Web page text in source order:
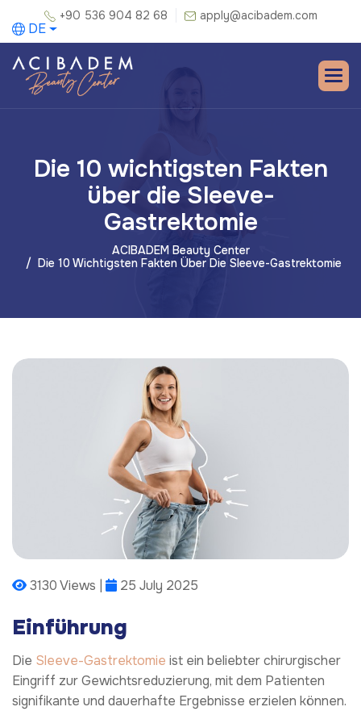
+90 536 904 82 68 apply@acibadem.com
DE
Die 10 wichtigsten Fakten
über die Sleeve-
Gastrektomie
ACIBADEM Beauty Center
Die 10 Wichtigsten Fakten Über Die Sleeve-Gastrektomie
3130 Views | 25 July 2025
Einführung
Die Sleeve-Gastrektomie ist ein beliebter chirurgischer
Eingriff zur Gewichtsreduzierung, mit dem Patienten
signifikante und dauerhafte Ergebnisse erzielen können.